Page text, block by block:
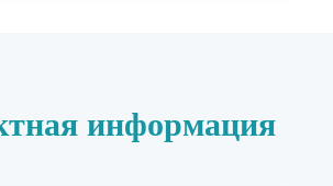
информация